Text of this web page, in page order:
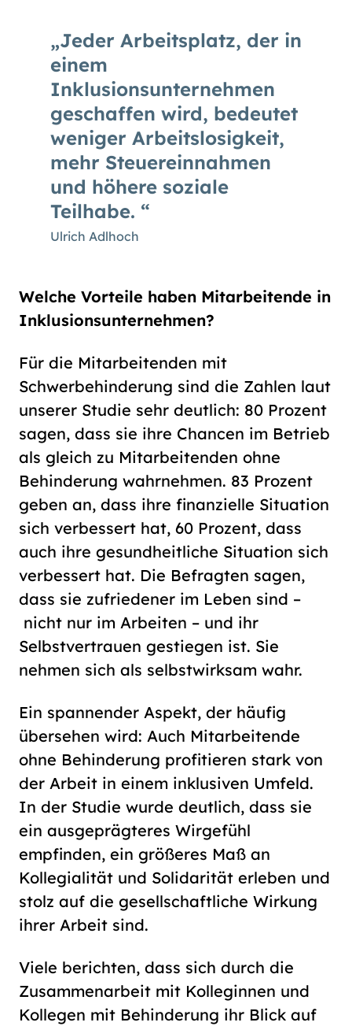
Jeder Arbeitsplatz, der in
einem
Inklusionsunternehmen
geschaffen wird, bedeutet
weniger Arbeitslosigkeit,
mehr Steuereinnahmen
und höhere soziale
Teilhabe.
Ulrich Adlhoch
Welche Vorteile haben Mitarbeitende in
Inklusionsunternehmen?
Für die Mitarbeitenden mit
Schwerbehinderung sind die Zahlen laut
unserer Studie sehr deutlich: 80 Prozent
sagen, dass sie ihre Chancen im Betrieb
als gleich zu Mitarbeitenden ohne
Behinderung wahrnehmen. 83 Prozent
geben an, dass ihre finanzielle Situation
sich verbessert hat, 60 Prozent, dass
auch ihre gesundheitliche Situation sich
verbessert hat. Die Befragten sagen,
dass sie zufriedener im Leben sind –
nicht nur im Arbeiten – und ihr
Selbstvertrauen gestiegen ist. Sie
nehmen sich als selbstwirksam wahr.
Ein spannender Aspekt, der häufig
übersehen wird: Auch Mitarbeitende
ohne Behinderung profitieren stark von
der Arbeit in einem inklusiven Umfeld.
In der Studie wurde deutlich, dass sie
ein ausgeprägteres Wirgefühl
empfinden, ein größeres Maß an
Kollegialität und Solidarität erleben und
stolz auf die gesellschaftliche Wirkung
ihrer Arbeit sind.
Viele berichten, dass sich durch die
Zusammenarbeit mit Kolleginnen und
Kollegen mit Behinderung ihr Blick auf